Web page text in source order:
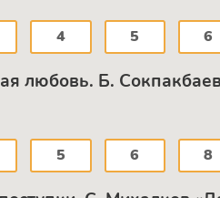
4 5 6
любовь. Б.
5 6 8